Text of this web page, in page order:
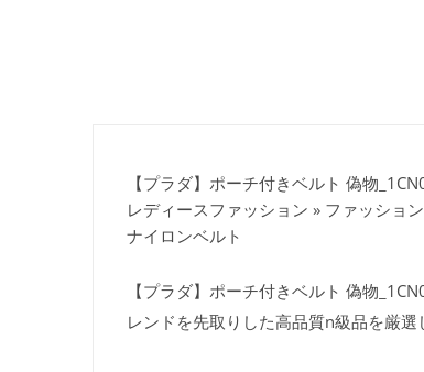
【プラダ】ポーチ付きベルト 偽物
レディースファッション » ファッショ
ナイロンベルト
【プラダ】ポーチ付きベルト 偽物
レンドを先取りした高品質n級品を厳